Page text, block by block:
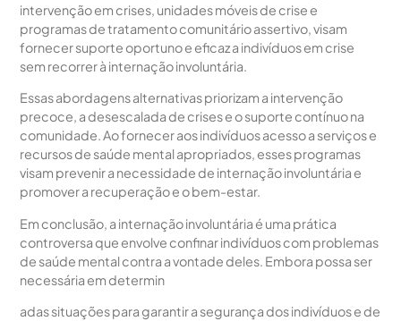
intervenção em crises, unidades móveis de crise e
programas de tratamento comunitário assertivo, visam
fornecer suporte oportuno e eficaz a indivíduos em crise
sem recorrer à internação involuntária.
Essas abordagens alternativas priorizam a intervenção
precoce, a desescalada de crises e o suporte contínuo na
comunidade. Ao fornecer aos indivíduos acesso a serviços e
recursos de saúde mental apropriados, esses programas
visam prevenir a necessidade de internação involuntária e
promover a recuperação e o bem-estar.
Em conclusão, a internação involuntária é uma prática
controversa que envolve confinar indivíduos com problemas
de saúde mental contra a vontade deles. Embora possa ser
necessária em determin
adas situações para garantir a segurança dos indivíduos e de